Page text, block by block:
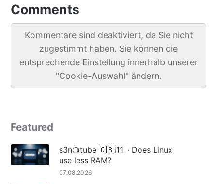
Comments
Kommentare sind deaktiviert, da Sie nicht
zugestimmt haben. Sie können die
entsprechende Einstellung innerhalb unserer
"Cookie-Auswahl" ändern.
Featured
s3n📺tube 🇬🇧i11l · Does Linux
use less RAM?
07.08.2026